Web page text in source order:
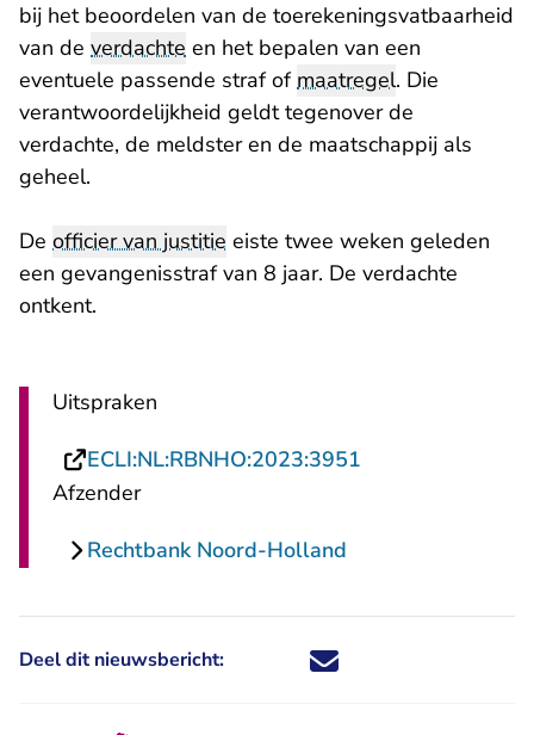
bij het beoordelen van de toerekeningsvatbaarheid
van de verdachte en het bepalen van een
eventuele passende straf ofmaatregel. Die
verantwoordelijkheid geldt tegenover de
verdachte, de meldster en de maatschappij als
geheel.
De officier van justitie eiste twee weken geleden
een gevangenisstraf van 8 jaar. De verdachte
ontkent.
Uitspraken
ECLI:NL:RBNHO:2023:3951
Afzender
Rechtbank Noord-Holland
Deel dit nieuwsbericht: Deel dit nieuwsbericht via X -
Deel dit nieuwsbericht via
Deel dit nieuwsbericht
Deel dit